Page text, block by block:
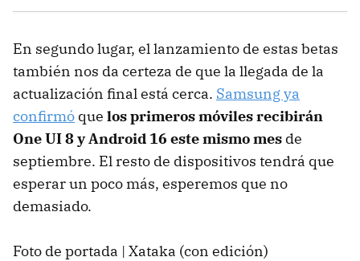
En segundo lugar, el lanzamiento de estas betas
también nos da certeza de que la llegada de la
actualización final está cerca. Samsung ya
confirmó que los primeros móviles recibirán
One UI 8 y Android 16 este mismo mes de
septiembre. El resto de dispositivos tendrá que
esperar un poco más, esperemos que no
demasiado.
Foto de portada | Xataka (con edición)